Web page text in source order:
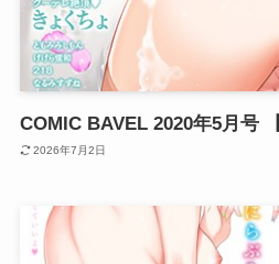
COMIC BAVEL 2020年5月号
2026年7月2日